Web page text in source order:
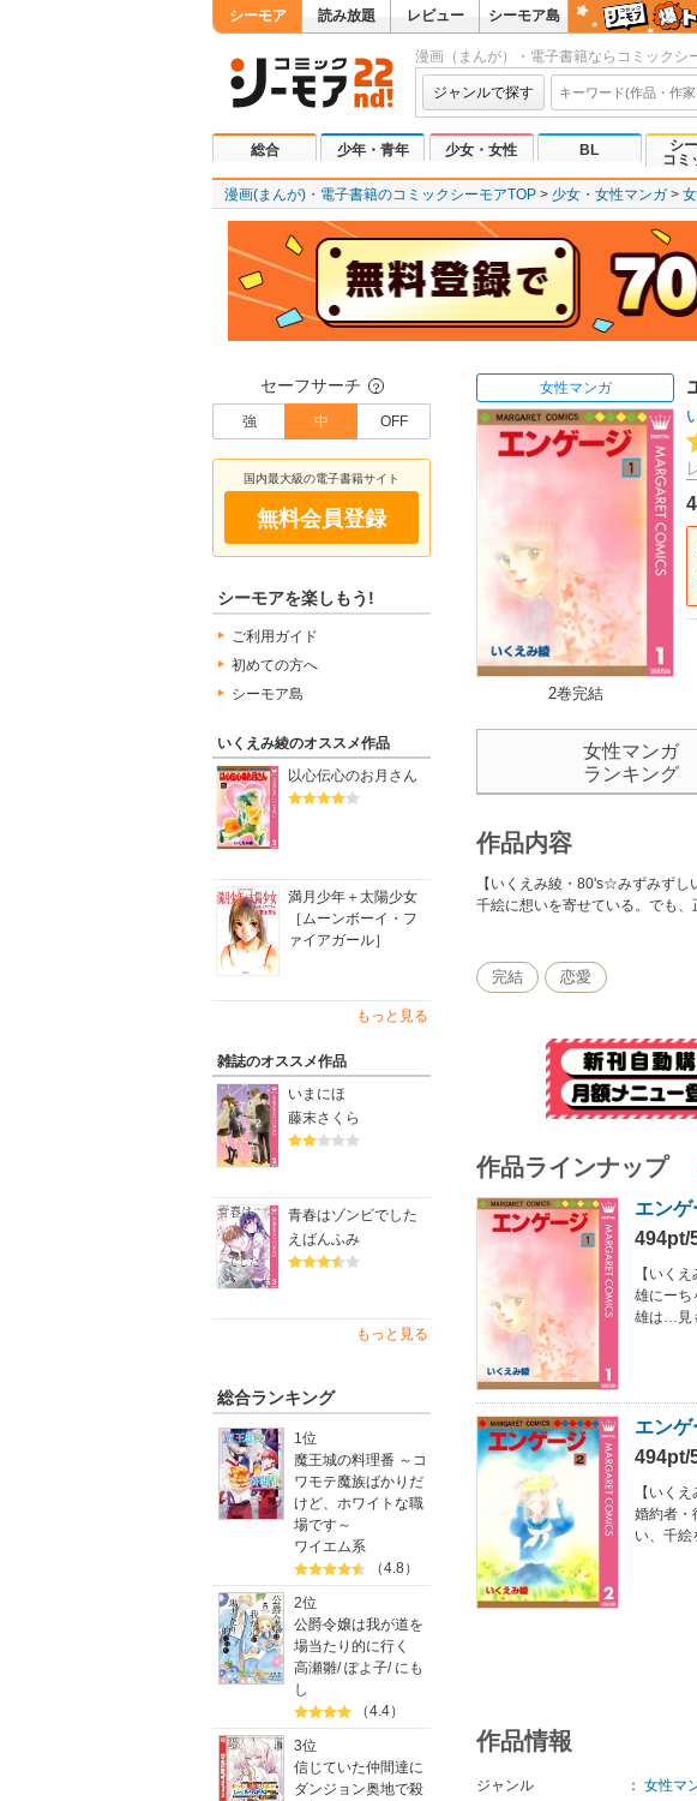
シーモア 読み放題 レビュー シーモア島
漫画（まんが）・電子書籍ならコミックシ
ジャンルで探す
総合 少年・青年 少女・女性 BL
シ
コミ
漫画(まんが)・電子書籍のコミックシーモアTOP 少女・女性マンガ
セーフサーチ ？
強 中 OFF
国内最大級の電子書籍サイト
無料会員登録
シーモアを楽しもう!
ご利用ガイド
初めての方へ
シーモア島
いくえみ綾のオススメ作品
以心伝心のお月さん
満月少年＋太陽少女
［ムーンボーイ・フ
ァイアガール］
もっと見る
雑誌のオススメ作品
いまにほ
藤末さくら
青春はゾンビでした
えばんふみ
もっと見る
総合ランキング
1位
魔王城の料理番 ～コ
ワモテ魔族ばかりだ
けど、ホワイトな職
場です～
ワイエム系
（4.8）
2位
公爵令嬢は我が道を
場当たり的に行く
高瀬雛/ぽよ子/ にも
し
（4.4）
3位
信じていた仲間達に
ダンジョン奥地で殺
女性マンガ
2巻完結
女性マンガ
ランキング
作品内容
【いくえみ綾・80's☆みずみず
千絵に想いを寄せている。でも
完結 恋愛
作品ラインナップ
エンゲ
494pt/
【いく
雄にーち
雄は…見
エンゲ
494pt/
【いく
婚約者・
い、千絵
作品情報
ジャンル ： 女性マ